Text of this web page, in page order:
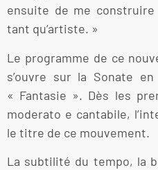
ensuite de me
tant qu’artiste. »
Le programme de ce
s’ouvre sur la Sonate
« Fantasie ». Dès les
moderato e cantabile,
le titre de ce mouvement.
La subtilité du tempo, la